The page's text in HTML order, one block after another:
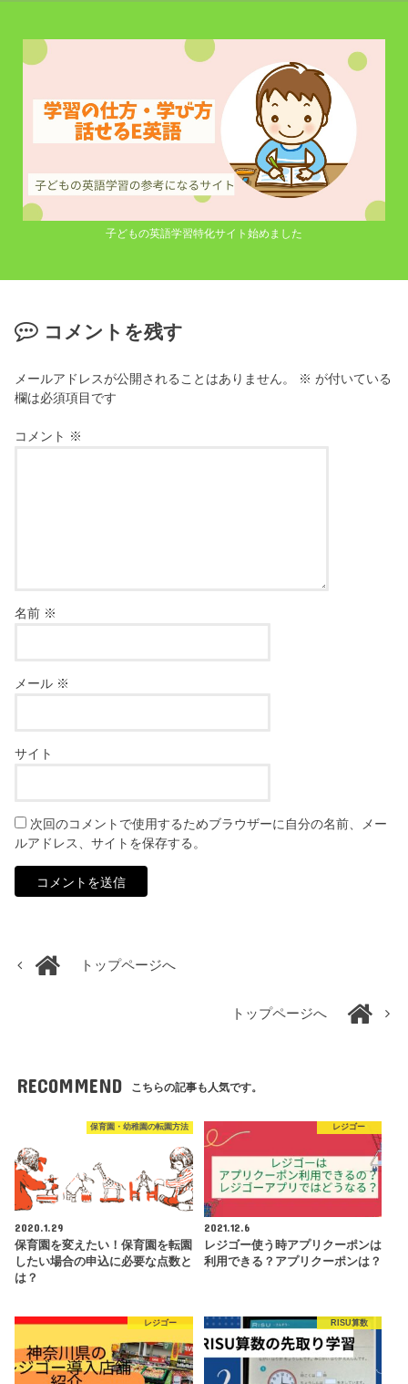
子どもの英語学習特化サイト始めました
コメントを残す
メールアドレスが公開されることはありません。 ※ が付いている
欄は必須項目です
コメント ※
名前 ※
メール ※
サイト
次回のコメントで使用するためブラウザーに自分の名前、メー
ルアドレス、サイトを保存する。
トップページへ
トップページへ
RECOMMEND こちらの記事も人気です。
保育園・幼稚園の転園方法
2020.1.29
保育園を変えたい！保育園を転園
したい場合の申込に必要な点数と
は？
レジゴー
2021.12.6
レジゴー使う時アプリクーポンは
利用できる？アプリクーポンは？
レジゴー RISU算数